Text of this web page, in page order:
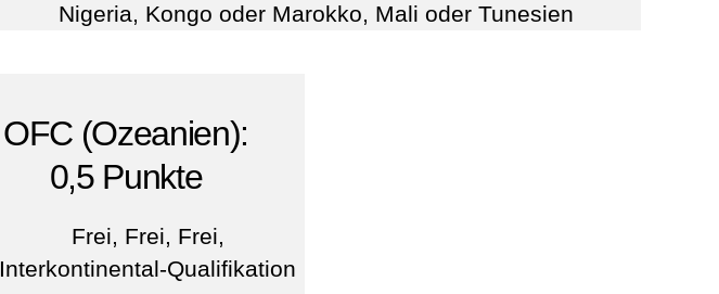
Nigeria, Kongo oder Marokko, Mali oder Tunesien
OFC (Ozeanien):
0,5 Punkte
Frei, Frei, Frei,
Interkontinental-Qualifikation